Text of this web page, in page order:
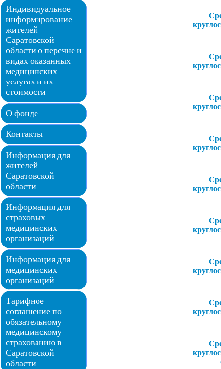
Индивидуальное
информирование
жителей
Саратовской
области о перечне и
видах оказанных
медицинских
услугах и их
стоимости
О фонде
Контакты
Информация для
жителей
Саратовской
области
Информация для
страховых
медицинских
организаций
Информация для
медицинских
организаций
Тарифное
соглашение по
обязательному
медицинскому
страхованию в
Саратовской
области